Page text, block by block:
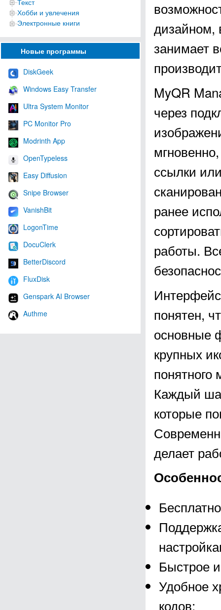
Хобби и увлечения
Электронные книги
Новые программы
DiskGeek
Windows Easy Transfer
Ultra System Monitor
PC Monitor Pro
Modrinth App
OpenTypeless
Easy Diffusion
Snipe Browser
VanishBit
LogonTime
DocuClerk
BetterDiscord
FluxDisk
Genspark AI Browser
Authme
дизайном,
занимает
MyQR
через
ссылки
ранее
работы.
понятен,
основные
крупных
Каждый
которые
делает
Быстрое
Удобное
кодов;